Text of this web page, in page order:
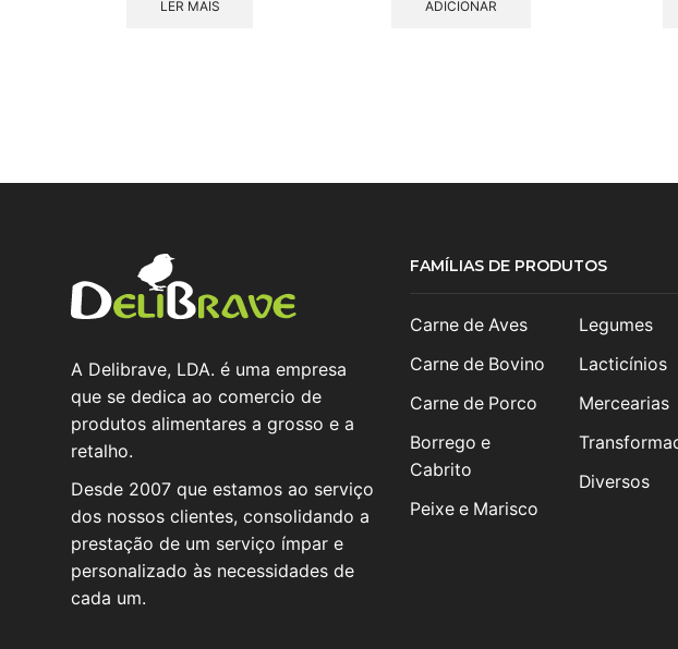
LER MAIS ADICIONAR
A Delibrave, LDA. é uma empresa
que se dedica ao comercio de
produtos alimentares a grosso e a
retalho.
Desde 2007 que estamos ao serviço
dos nossos clientes, consolidando a
prestação de um serviço ímpar e
personalizado às necessidades de
cada um.
FAMÍLIAS DE PRODUTOS
Carne de Aves
Carne de Bovino
Carne de Porco
Borrego e
Cabrito
Peixe e Marisco
Legumes
Lacticínios
Mercearias
Diversos